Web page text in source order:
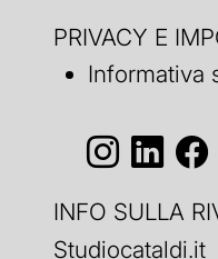
PRIVACY E
Informativa
INFO SULLA
Studiocataldi.it